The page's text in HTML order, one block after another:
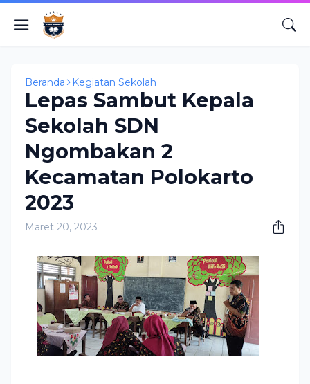
Beranda Kegiatan Sekolah
Lepas Sambut Kepala
Sekolah SDN
Ngombakan 2
Kecamatan Polokarto
2023
Maret 20, 2023